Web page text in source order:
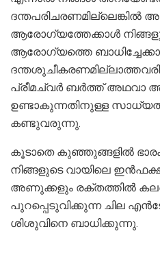
ദന്തപരിചരണമില്ലെങ്കില്‍
ആരോഗ്യത്തേക്കാള്‍
ആരോഗ്യത്തെ
പ്രീമച്വര്‍ ബര്‍ത്ത് അഥവാ
ഉണ്ടാകുന്നതിനുള്ള
കണ്ടുവരുന്നു.
കൂടാതെ കുഞ്ഞുങ്ങളില്‍
നിങ്ങളുടെ വായിലെ
അണുക്കളും രക്തത്തില്‍
പുറപ്പെടുവിക്കുന്ന ചില
ശിശുവിനെ ബാധിക്കുന്നു.